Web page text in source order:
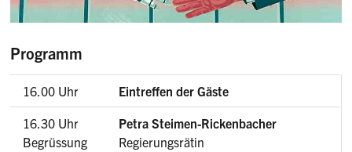
Programm
16.00 Uhr Eintreffen der Gäste
16.30 Uhr
Begrüssung
Petra Steimen-Rickenbacher
Regierungsrätin